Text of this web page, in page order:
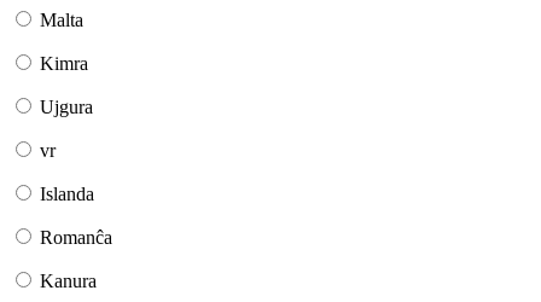
Malta
Kimra
Ujgura
vr
Islanda
Romanĉa
Kanura